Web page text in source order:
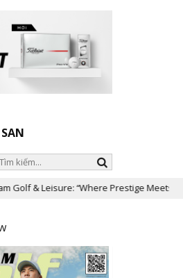
Leisure: “Where Prestige Meets Legacy”